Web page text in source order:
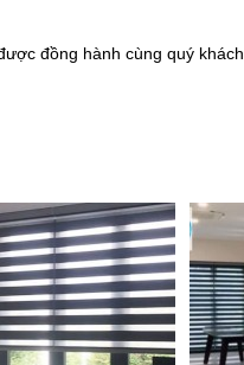
đồng hành cùng quý khách.